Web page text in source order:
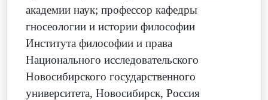
академии наук; профессор кафедры
гносеологии и истории философии
Института философии и права
Национального исследовательского
Новосибирского государственного
университета, Новосибирск, Россия